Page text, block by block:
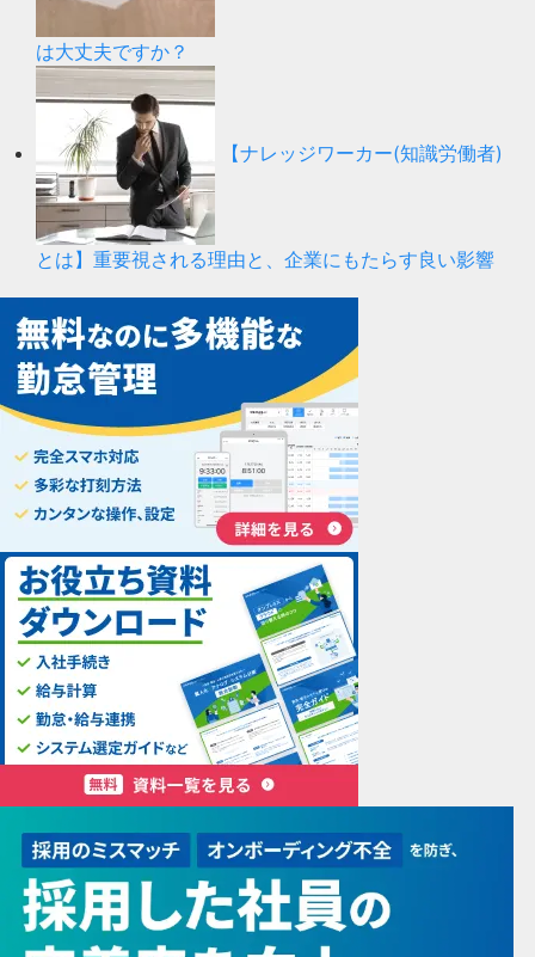
は大丈夫ですか？
【ナレッジワーカー(知識労働者)
とは】重要視される理由と、企業にもたらす良い影響